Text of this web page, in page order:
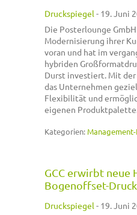
Druckspiegel - 19. Juni
Die Posterlounge
Modernisierung ihrer
voran und hat im
hybriden
Durst investiert. Mit
das Unternehmen
Flexibilität und
eigenen
Kategorien:
GCC erwirbt neue
Bogenoffset-
Druckspiegel - 19. Juni